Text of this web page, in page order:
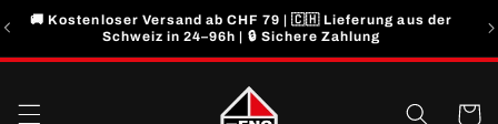
zum
🚚 Kostenloser Versand ab CHF 79 | 🇨🇭 Lieferung aus der
Schweiz in 24–96h | 🔒 Sichere Zahlung